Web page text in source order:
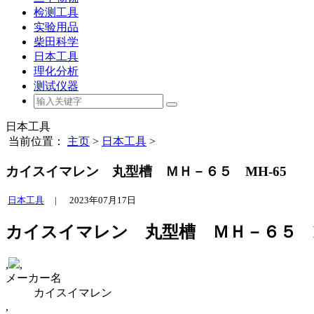
检测工具
实验用品
柴田科学
日本工具
理化分析
测试仪器
日本工具
当前位置： 主页 > 日本工具 >
カイスイマレン 丸型槽 ＭＨ－６５ MH-65
日本工具 | 2023年07月17日
カイスイマレン 丸型槽 ＭＨ－６５
,
,
メーカー名
カイスイマレン
,